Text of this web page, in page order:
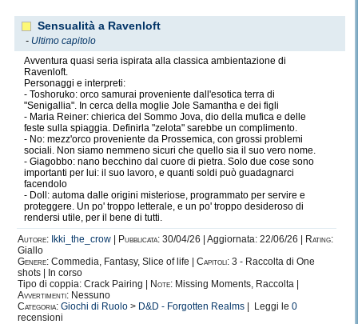
Sensualità a Ravenloft
- Ultimo capitolo
Avventura quasi seria ispirata alla classica ambientazione di
Ravenloft.
Personaggi e interpreti:
- Toshoruko: orco samurai proveniente dall'esotica terra di
"Senigallia". In cerca della moglie Jole Samantha e dei figli
- Maria Reiner: chierica del Sommo Jova, dio della mufica e delle
feste sulla spiaggia. Definirla "zelota" sarebbe un complimento.
- No: mezz'orco proveniente da Prossemica, con grossi problemi
sociali. Non siamo nemmeno sicuri che quello sia il suo vero nome.
- Giagobbo: nano becchino dal cuore di pietra. Solo due cose sono
importanti per lui: il suo lavoro, e quanti soldi può guadagnarci
facendolo
- Doll: automa dalle origini misteriose, programmato per servire e
proteggere. Un po' troppo letterale, e un po' troppo desideroso di
rendersi utile, per il bene di tutti.
Autore: Ikki_the_crow Pubblicata: 30/04/26 | Aggiornata: 22/06/26 |
Rating:
Giallo
Genere: Commedia, Fantasy, Slice of life | Capitoli: 3 - Raccolta di One
shots | In corso
Tipo di coppia: Crack Pairing |
Note: Missing Moments, Raccolta |
Avvertimenti: Nessuno
Categoria: Giochi di Ruolo > D&D - Forgotten Realms | Leggi le 0
recensioni